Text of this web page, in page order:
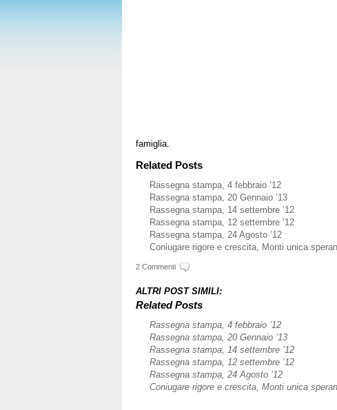
famiglia.
Related Posts
Rassegna stampa, 4 febbraio ’12
Rassegna stampa, 20 Gennaio ’13
Rassegna stampa, 14 settembre ’12
Rassegna stampa, 12 settembre ’12
Rassegna stampa, 24 Agosto ’12
Coniugare rigore e crescita, Monti unica
2 Commenti
ALTRI POST SIMILI:
Related Posts
Rassegna stampa, 4 febbraio ’12
Rassegna stampa, 20 Gennaio ’13
Rassegna stampa, 14 settembre ’12
Rassegna stampa, 12 settembre ’12
Rassegna stampa, 24 Agosto ’12
Coniugare rigore e crescita, Monti unica